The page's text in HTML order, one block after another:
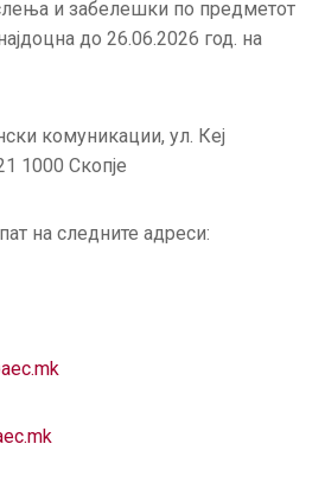
и забелешки по предметот
до 26.06.2026 год. на
комуникации, ул. Кеј
1000 Скопје
на следните адреси: